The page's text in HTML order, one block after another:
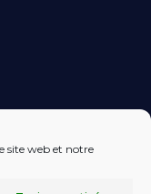
site web et notre